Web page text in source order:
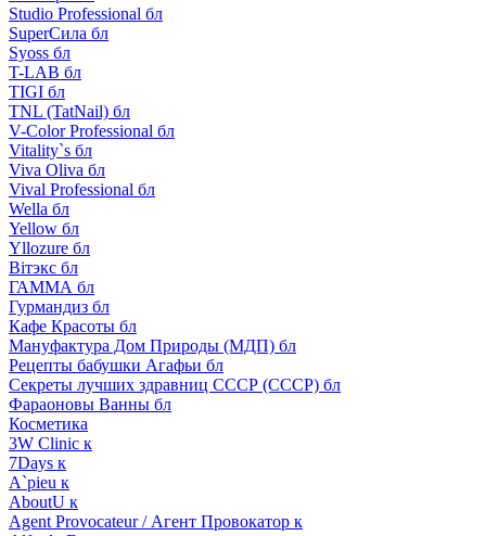
Studio Professional бл
SuperСила бл
Syoss бл
T-LAB бл
TIGI бл
TNL (TatNail) бл
V-Color Professional бл
Vitality`s бл
Viva Oliva бл
Vival Professional бл
Wella бл
Yellow бл
Yllozure бл
Вiтэкс бл
ГАММА бл
Гурмандиз бл
Кафе Красоты бл
Мануфактура Дом Природы (МДП) бл
Рецепты бабушки Агафьи бл
Секреты лучших здравниц СССР (СССР) бл
Фараоновы Ванны бл
Косметика
3W Clinic к
7Days к
A`pieu к
AboutU к
Agent Provocateur / Агент Провокатор к